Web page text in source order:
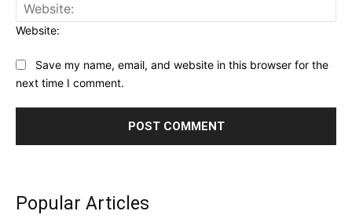
Website:
Save my name, email, and website in this browser for the
next time I comment.
Popular Articles